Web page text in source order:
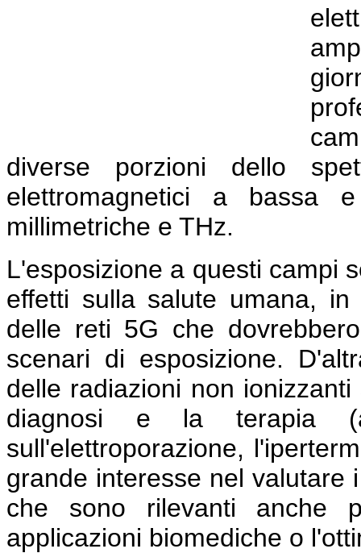
diverse porzioni dello
elettromagnetici a bassa
millimetriche e THz.
L'esposizione a questi campi
effetti sulla salute umana,
delle reti 5G che
scenari di esposizione.
delle radiazioni non
diagnosi e la terapia
sull'elettroporazione,
grande interesse nel valutare
che sono rilevanti anche
applicazioni biomediche o